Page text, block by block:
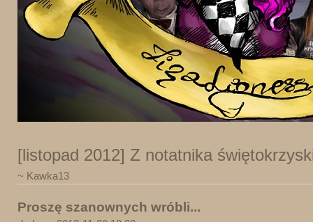
[listopad 2012] Z notatnika
~ Kawka13
Proszę szanownych wróbli...